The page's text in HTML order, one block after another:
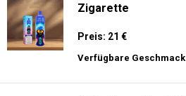
Zigarette
Preis: 21 €
Verfügbare